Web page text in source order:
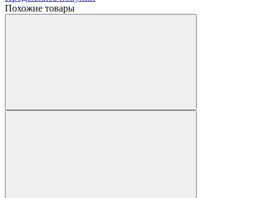
Похожие товары